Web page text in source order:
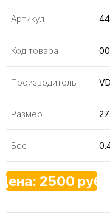
Артикул
Код товара
Производитель
Размер
Вес
2500 руб.